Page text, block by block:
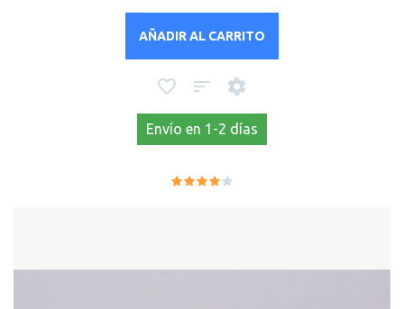
AÑADIR AL CARRITO
Envío en 1-2 días